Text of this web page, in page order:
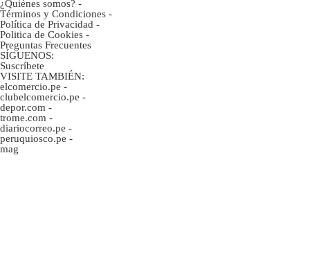
¿Quiénes somos? -
Términos y Condiciones -
Política de Privacidad -
Politica de Cookies -
Preguntas Frecuentes
SÍGUENOS:
Suscríbete
VISITE TAMBIÉN:
elcomercio.pe -
clubelcomercio.pe -
depor.com -
trome.com -
diariocorreo.pe -
peruquiosco.pe -
mag